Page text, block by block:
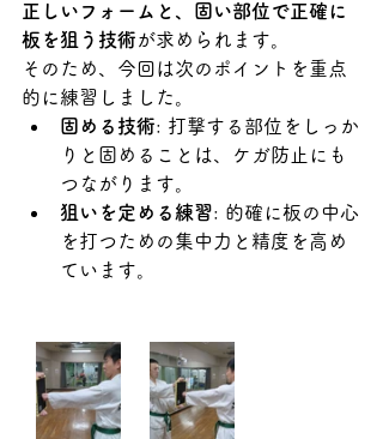
正しいフォームと、固い部位で正確に
板を狙う技術が求められます。
そのため、今回は次のポイントを重点
的に練習しました。
固める技術: 打撃する部位をしっか
りと固めることは、ケガ防止にも
つながります。
狙いを定める練習: 的確に板の中心
を打つための集中力と精度を高め
ています。